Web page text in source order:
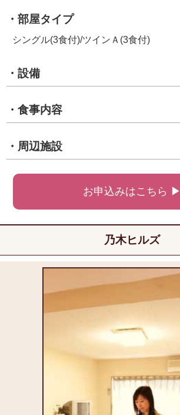
・部屋タイプ
シングル(3食付)/ツインＡ(3食付)
・設備
・食事内容
・周辺施設
お申込みはこちら ▶
乃木ヒルズ